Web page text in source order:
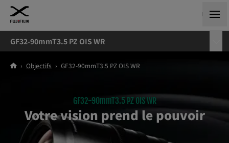
GF32-90mmT3.5 PZ OIS WR
› Objectifs › GF32-90mmT3.5 PZ OIS WR
GF32-90mmT3.5 PZ OIS WR
Votre vision prend le pouvoir